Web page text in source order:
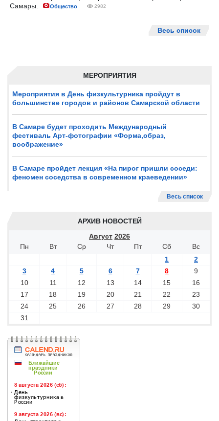
МЕРОПРИЯТИЯ
Мероприятия в День физкультурника пройдут в
большинстве городов и районов Самарской области
В Самаре будет проходить Международный
фестиваль Арт-фотографии «Форма,образ,
воображение»
В Самаре пройдет лекция «На пирог пришли соседи:
феномен соседства в современном краеведении»
Весь список
АРХИВ НОВОСТЕЙ
Август 2026
Пн
Вт Ср Чт Пт Сб
Вс
1
2
3
4 5 6 7 8
9
10
11 12 13 14 15
16
17
18 19 20 21 22
23
24
25 26 27 28 29
30
31
Самары.
Общество 2982
Весь список